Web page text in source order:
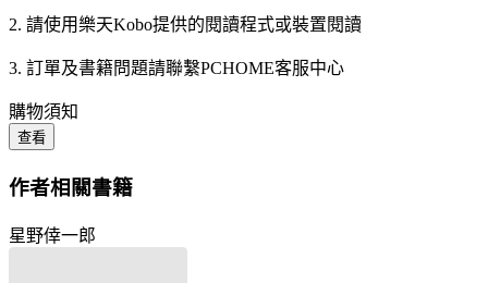
2. 請使用樂天Kobo提供的閱讀程式或裝置閱讀
3. 訂單及書籍問題請聯繫PCHOME客服中心
購物須知
查看
作者相關書籍
星野倖一郎